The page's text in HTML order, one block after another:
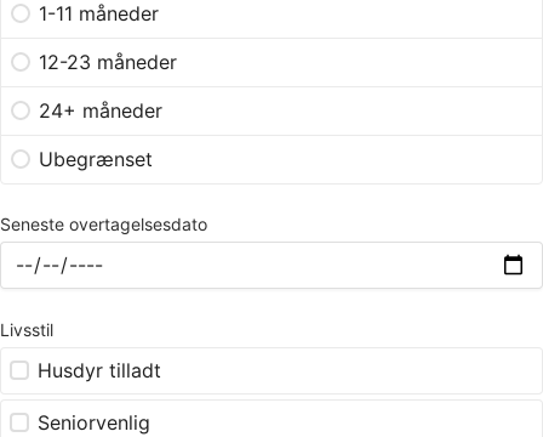
1-11 måneder
12-23 måneder
24+ måneder
Ubegrænset
Seneste overtagelsesdato
Livsstil
Husdyr tilladt
Seniorvenlig